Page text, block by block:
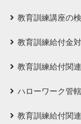
教育訓練講座の
教育訓練給付⾦
教育訓練給付関
ハローワーク管
教育訓練給付関